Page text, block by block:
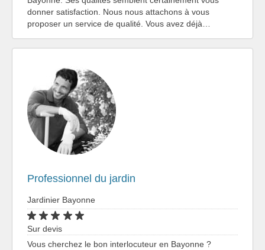
donner satisfaction. Nous nous attachons à vous
proposer un service de qualité. Vous avez déjà…
Professionnel du jardin
Jardinier Bayonne
Sur devis
Vous cherchez le bon interlocuteur en Bayonne ?